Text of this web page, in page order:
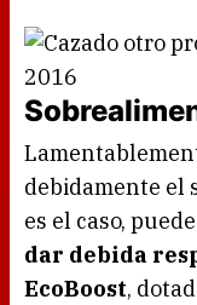
debidamente el
es el caso,
dar debida
EcoBoost,